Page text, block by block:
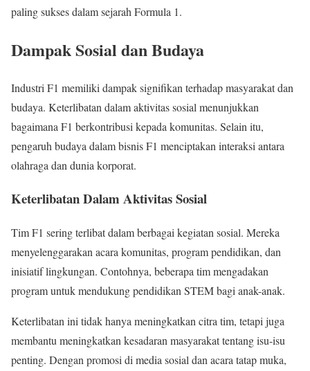
paling sukses dalam sejarah Formula 1.
Dampak Sosial dan Budaya
Industri F1 memiliki dampak signifikan terhadap masyarakat dan
budaya. Keterlibatan dalam aktivitas sosial menunjukkan
bagaimana F1 berkontribusi kepada komunitas. Selain itu,
pengaruh budaya dalam bisnis F1 menciptakan interaksi antara
olahraga dan dunia korporat.
Keterlibatan Dalam Aktivitas Sosial
Tim F1 sering terlibat dalam berbagai kegiatan sosial. Mereka
menyelenggarakan acara komunitas, program pendidikan, dan
inisiatif lingkungan. Contohnya, beberapa tim mengadakan
program untuk mendukung pendidikan STEM bagi anak-anak.
Keterlibatan ini tidak hanya meningkatkan citra tim, tetapi juga
membantu meningkatkan kesadaran masyarakat tentang isu-isu
penting. Dengan promosi di media sosial dan acara tatap muka,